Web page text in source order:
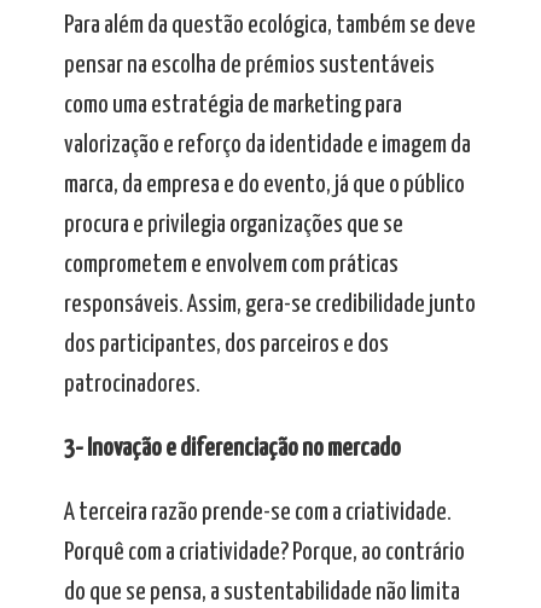
Para além da questão ecológica, também se deve
pensar na escolha de prémios sustentáveis
como uma estratégia de marketing para
valorização e reforço da identidade e imagem da
marca, da empresa e do evento, já que o público
procura e privilegia organizações que se
comprometem e envolvem com práticas
responsáveis. Assim, gera-se credibilidade junto
dos participantes, dos parceiros e dos
patrocinadores.
3- Inovação e diferenciação no mercado
A terceira razão prende-se com a criatividade.
Porquê com a criatividade? Porque, ao contrário
do que se pensa, a sustentabilidade não limita